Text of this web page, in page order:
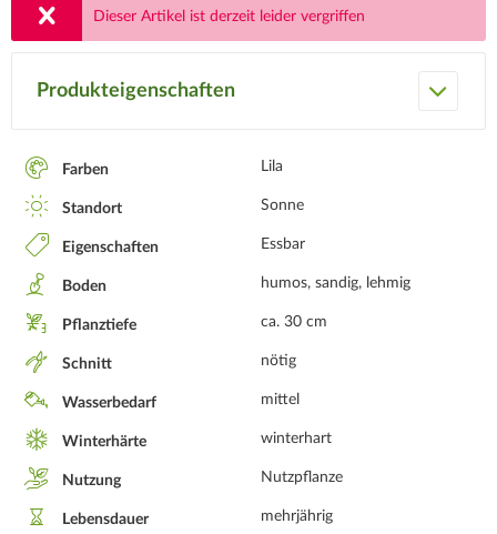
Dieser Artikel ist derzeit leider vergriffen
Produkteigenschaften
Farben Lila
Standort Sonne
Eigenschaften Essbar
Boden humos, sandig, lehmig
Pflanztiefe ca. 30 cm
Schnitt nötig
Wasserbedarf mittel
Winterhärte winterhart
Nutzung Nutzpflanze
Lebensdauer mehrjährig